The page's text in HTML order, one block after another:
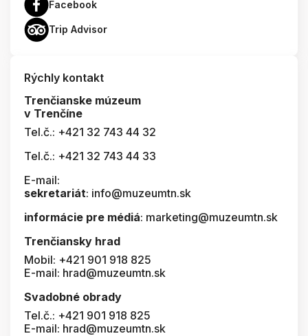
Facebook
Trip Advisor
Rýchly kontakt
Trenčianske múzeum
v Trenčíne
Tel.č.: +421 32 743 44 32
Tel.č.: +421 32 743 44 33
E-mail:
sekretariát: info@muzeumtn.sk
informácie pre médiá: marketing@muzeumtn.sk
Trenčiansky hrad
Mobil: +421 901 918 825
E-mail: hrad@muzeumtn.sk
Svadobné obrady
Tel.č.: +421 901 918 825
E-mail: hrad@muzeumtn.sk